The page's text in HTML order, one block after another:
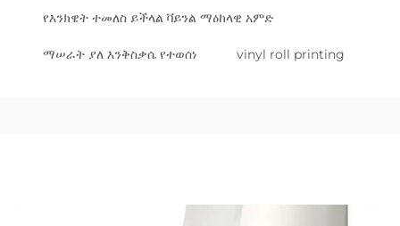
የእንክዌት ተመለስ ይችላል ቫይንል ማዕከላዊ አምድ
ማሠራት ያለ እንቅስቃሴ የተወሰነ vinyl roll printing